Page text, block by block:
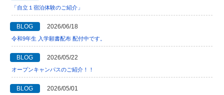
「自立１宿泊体験のご紹介」
BLOG 2026/06/18
令和9年生 入学願書配布 配付中です。
BLOG 2026/05/22
オープンキャンパスのご紹介！！
BLOG 2026/05/01